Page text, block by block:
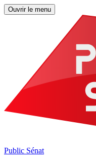
Ouvrir le menu
Public Sénat